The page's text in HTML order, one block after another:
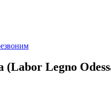
(Labor Legno